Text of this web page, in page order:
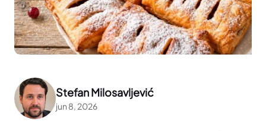
Stefan Milosavljević
jun 8, 2026